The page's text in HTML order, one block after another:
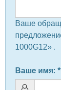
Ваше
1000G12» .
Ваше имя: *